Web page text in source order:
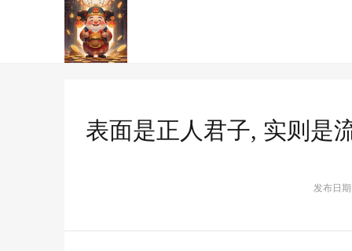
表面是正人君子, 实则是
发布日